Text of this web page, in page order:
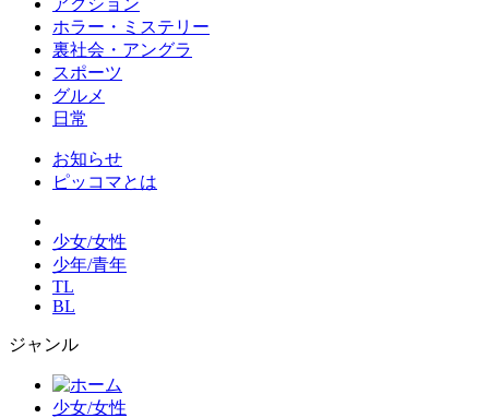
ホラー・ミステリー
裏社会・アングラ
スポーツ
グルメ
日常
お知らせ
ピッコマとは
少女/女性
少年/青年
TL
BL
ジャンル
少女/女性